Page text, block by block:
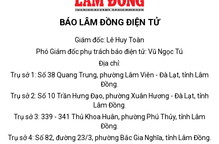
BÁO LÂM ĐỒNG ĐIỆN TỬ
Giám đốc: Lê Huy Toàn
Phó Giám đốc phụ trách báo điện tử: Vũ Ngọc Tú
Địa chỉ:
Trụ sở 1: Số 38 Quang Trung, phường Lâm Viên - Đà Lạt, tỉnh Lâm
Đồng.
Trụ sở 2: Số 10 Trần Hưng Đạo, phường Xuân Hương - Đà Lạt, tỉnh
Lâm Đồng.
Trụ sở 3: 339 - 341 Thủ Khoa Huân, phường Phú Thủy, tỉnh Lâm
Đồng.
Trụ sở 4: Số 82, đường 23/3, phường Bắc Gia Nghĩa, tỉnh Lâm Đồng.